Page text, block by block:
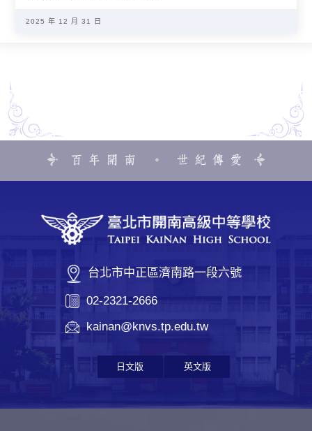
2025 年 12 月 31 日
台北市中正區濟南路一段六號
02-2321-2666
kainan@knvs.tp.edu.tw
日文版 英文版